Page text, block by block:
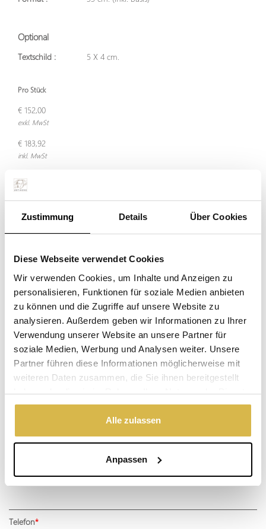
Zustimmung Details Über Cookies
Diese Webseite verwendet Cookies
Wir verwenden Cookies, um Inhalte und Anzeigen zu
personalisieren, Funktionen für soziale Medien anbieten
zu können und die Zugriffe auf unsere Website zu
analysieren. Außerdem geben wir Informationen zu Ihrer
Verwendung unserer Website an unsere Partner für
soziale Medien, Werbung und Analysen weiter. Unsere
Partner führen diese Informationen möglicherweise mit
weiteren Daten zusammen, die Sie ihnen bereitgestellt
haben oder die sie im Rahmen Ihrer Nutzung der Dienste
gesammelt haben.
Alle zulassen
Anpassen
Optional
Textschild : 5 X 4 cm.
Pro Stück
€ 152,00
exkl. MwSt
€ 183,92
inkl. MwSt
In den Warenkorb legen
Echte Bronze ist wertvoll, warm und zeitlos!
Vorrätig
(Lieferzeit 2-3 Werktagen)
Der angegebene Preis ist inkl.Versandkosten.
Garantie: 1 Jahr
Nicht zufrieden, Geld zurück
Haben Sie eine Frage zu diesem
Telefon